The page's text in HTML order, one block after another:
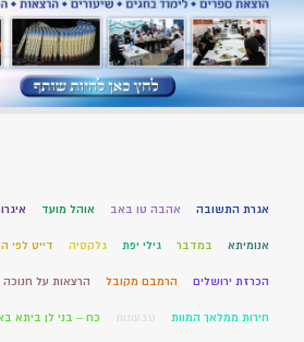
אגרת התשובה אהבה טו באב אוהל מועד
אנומיתא במדבר גילי יפת גלקסיה דייט לפי
הכרזת ירושלים הרמבם מקובל הרצאות על חנוכה
חירות ממלאך המוות טבעונות כח – בני לן ביתא